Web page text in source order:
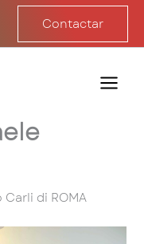
Contactar
di ROMA